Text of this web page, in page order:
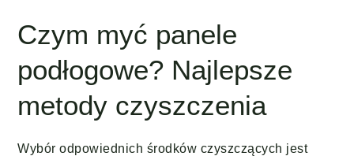
Czym myć panele
podłogowe? Najlepsze
metody czyszczenia
Wybór odpowiednich środków czyszczących jest